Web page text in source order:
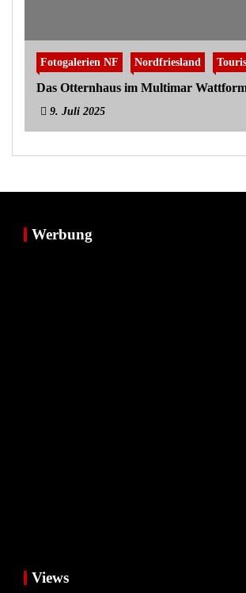
Fotogalerien NF Nordfriesland
Das Otternhaus im Multimar
9. Juli 2025
Werbung
Views